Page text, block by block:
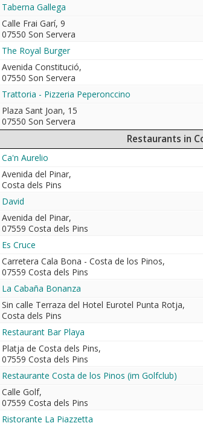
Taberna Gallega
Calle Frai Garí, 9
07550 Son Servera
The Royal Burger
Avenida Constitució,
07550 Son Servera
Trattoria - Pizzeria Peperonccino
Plaza Sant Joan, 15
07550 Son Servera
Restaurants in
Ca'n Aurelio
Avenida del Pinar,
Costa dels Pins
David
Avenida del Pinar,
07559 Costa dels Pins
Es Cruce
Carretera Cala Bona - Costa de los Pinos,
07559 Costa dels Pins
La Cabaña Bonanza
Sin calle Terraza del Hotel Eurotel Punta Rotja,
Costa dels Pins
Restaurant Bar Playa
Platja de Costa dels Pins,
07559 Costa dels Pins
Restaurante Costa de los Pinos (im Golfclub)
Calle Golf,
07559 Costa dels Pins
Ristorante La Piazzetta